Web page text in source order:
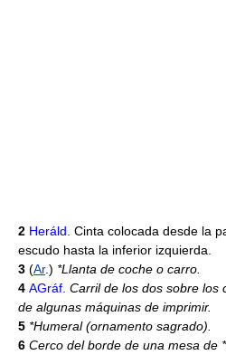
2 Heráld. Cinta colocada desde la
escudo hasta la inferior izquierda.
3 (Ar.) *Llanta de coche o carro.
4 AGráf. Carril de los dos sobre los
de algunas máquinas de imprimir.
5 *Humeral (ornamento sagrado).
6 Cerco del borde de una mesa de